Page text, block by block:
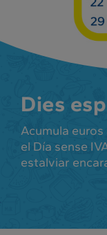
Dies
Acumula
el Día sense
estalviar